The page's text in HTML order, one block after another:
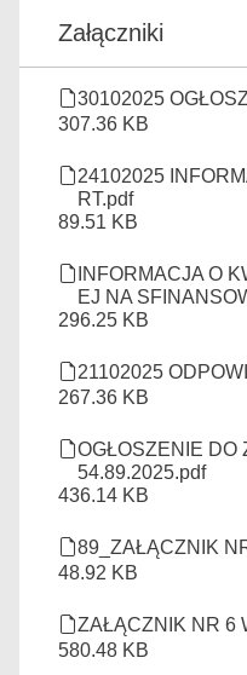
Załączniki
30102025
307.36 KB
24102025
RT.pdf
89.51 KB
INFORMACJA O
EJ NA
296.25 KB
21102025
267.36 KB
OGŁOSZENIE DO
54.89.2025.pdf
436.14 KB
89_ZAŁĄCZNIK
48.92 KB
ZAŁĄCZNIK NR 6
580.48 KB